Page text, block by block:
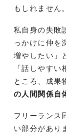
もしれません。
私自身の失敗
っかけに仲を
増やしたい」
「話しやす
ところ、成果
の人間関係自
フリーランス
い部分があり